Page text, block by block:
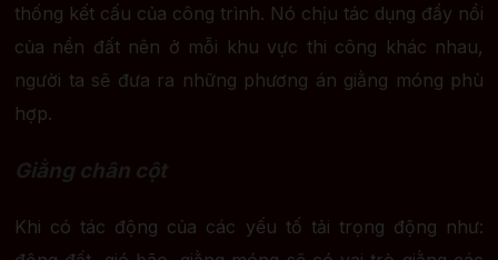
thống kết cấu của công trình. Nó chịu tác dụng đẩy nổi
của nền đất nên ở mỗi khu vực thi công khác nhau,
người ta sẽ đưa ra những phương án giằng móng phù
hợp.
Giằng chân cột
Khi có tác động của các yếu tố tải trọng động như: